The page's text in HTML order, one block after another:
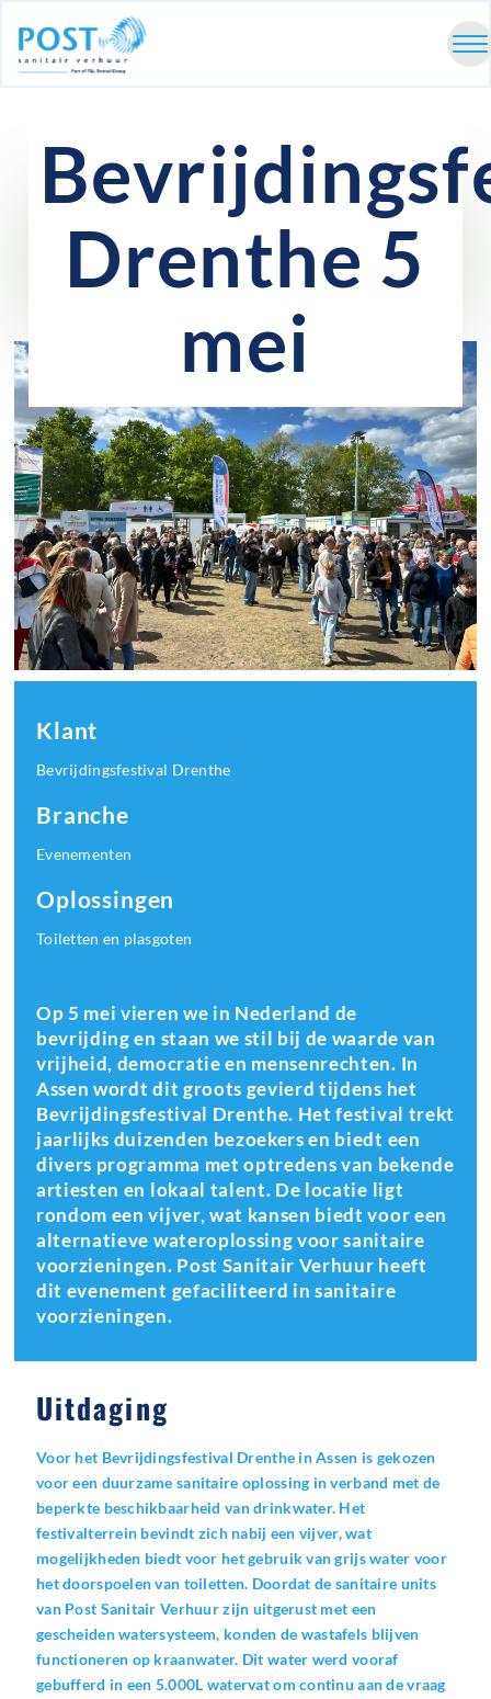
Drenthe 5
mei
Klant
Bevrijdingsfestival Drenthe
Branche
Evenementen
Oplossingen
Toiletten en plasgoten
Op 5 mei vieren we in Nederland de
bevrijding en staan we stil bij de waarde van
vrijheid, democratie en mensenrechten. In
Assen wordt dit groots gevierd tijdens het
Bevrijdingsfestival Drenthe. Het festival trekt
jaarlijks duizenden bezoekers en biedt een
divers programma met optredens van bekende
artiesten en lokaal talent. De locatie ligt
rondom een vijver, wat kansen biedt voor een
alternatieve wateroplossing voor sanitaire
voorzieningen. Post Sanitair Verhuur heeft
dit evenement gefaciliteerd in sanitaire
voorzieningen.
Uitdaging
Voor het Bevrijdingsfestival Drenthe in Assen is gekozen
voor een duurzame sanitaire oplossing in verband met de
beperkte beschikbaarheid van drinkwater. Het
festivalterrein bevindt zich nabij een vijver, wat
mogelijkheden biedt voor het gebruik van grijs water voor
het doorspoelen van toiletten. Doordat de sanitaire units
van Post Sanitair Verhuur zijn uitgerust met een
gescheiden watersysteem, konden de wastafels blijven
functioneren op kraanwater. Dit water werd vooraf
gebufferd in een 5.000L watervat om continu aan de vraag